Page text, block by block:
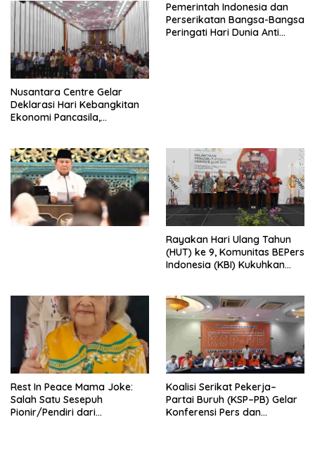
Nusantara Centre Gelar
Deklarasi Hari Kebangkitan
Ekonomi Pancasila,
Penjajahan (Pergolakan
Ekonomi Politik Indonesia) &
Simposium Nasional “Urgensi
Undang-Undang
Perekonomian Nasional dan
Kesejahteraan Sosial dalam
Pemerintah Indonesia dan
Perserikatan Bangsa-Bangsa
Peringati Hari Dunia Anti
Rayakan Hari Ulang Tahun
(HUT) ke 9, Komunitas BEPers
Indonesia (KBI) Kukuhkan
Tema: “Penguatan dan
Pengembangan Organisasi
KBI yang Berbasis Riset di
seluruh Indonesia dan
Mancanegara”.
Rest In Peace Mama Joke:
Salah Satu Sesepuh
Pionir/Pendiri dari
Koalisi Serikat Pekerja–
Partai Buruh (KSP–PB) Gelar
Konferensi Pers dan